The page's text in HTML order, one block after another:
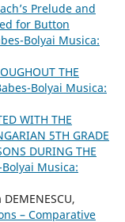
Prelude and
for Button
Bolyai Musica:
THE
Bolyai Musica:
WITH THE
5TH GRADE
DURING THE
Musica:
– Comparative